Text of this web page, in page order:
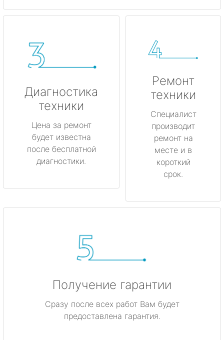
Диагностика
техники
Цена за ремонт
будет известна
после бесплатной
диагностики.
Ремонт
техники
Специалист
производит
ремонт на
месте и в
короткий
срок.
Получение гарантии
Сразу после всех работ Вам будет
предоставлена гарантия.